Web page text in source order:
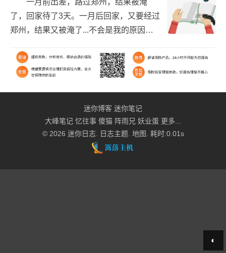
一月前出差，路过郑州，结果被淹
了，回家待了3天。一月后回家，又要经过
郑州，结果又被淹了...不会是我的原因
迷你博客 迷你笔记
大峰笔记 忆往事 傻猫 阵雨兄 妖业蛋 更多...
© 2026 迷你日志. 日志主题. 地图 . 耗时:0.01s
◐